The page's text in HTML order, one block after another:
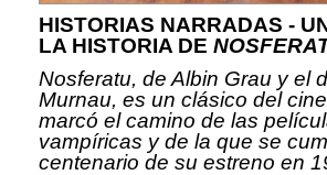
HISTORIAS NARRADAS -
LA HISTORIA DE
Nosferatu, de Albin Grau y el
Murnau, es un clásico del
marcó el camino de las
vampíricas y de la que se
centenario de su estreno en